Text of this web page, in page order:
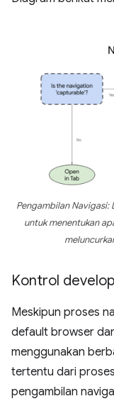
Pengambilan
untuk menentukan
Kontrol
Meskipun proses
default browser
menggunakan
tertentu dari
pengambilan